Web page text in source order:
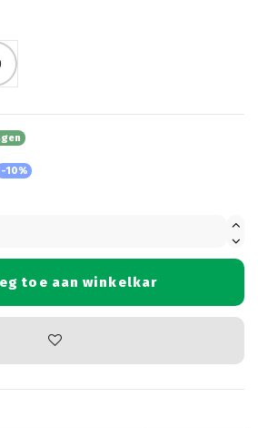
-10%
toe aan winkelkar